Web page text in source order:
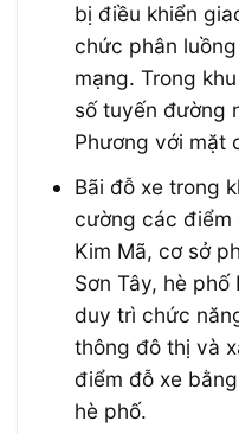
bị điều khiển
chức phân
mạng. Trong
số tuyến đường
Phương với mặt
Bãi đỗ xe trong
cường các điểm
Kim Mã, cơ sở
Sơn Tây, hè
duy trì chức
thông đô thị và
điểm đỗ xe
hè phố.